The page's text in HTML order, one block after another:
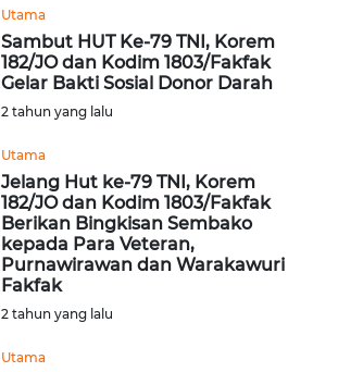
Utama
Sambut HUT Ke-79 TNI, Korem
182/JO dan Kodim 1803/Fakfak
Gelar Bakti Sosial Donor Darah
2 tahun yang lalu
Utama
Jelang Hut ke-79 TNI, Korem
182/JO dan Kodim 1803/Fakfak
Berikan Bingkisan Sembako
kepada Para Veteran,
Purnawirawan dan Warakawuri
Fakfak
2 tahun yang lalu
Utama